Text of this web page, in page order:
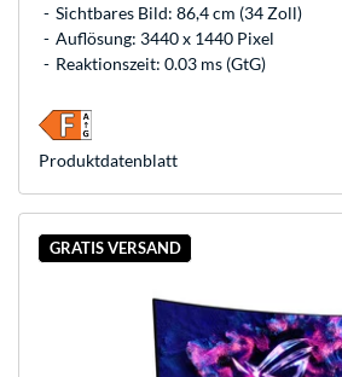
Sichtbares Bild: 86,4 cm (34 Zoll)
Auflösung: 3440 x 1440 Pixel
Reaktionszeit: 0.03 ms (GtG)
Produkt­datenblatt
GRATIS VERSAND